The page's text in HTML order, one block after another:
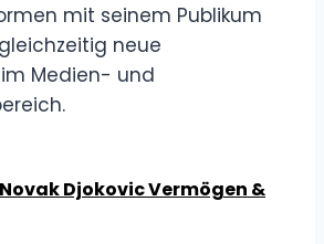
mit seinem Publikum
neue
Medien- und
Novak Djokovic Vermögen &